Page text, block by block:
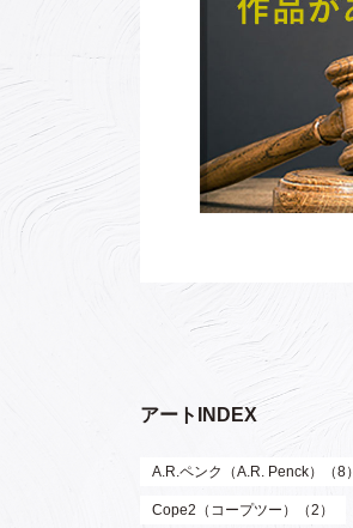
アートINDEX
A.R.ペンク（A.R. Penck）（8）
Cope2（コープツー）（2）